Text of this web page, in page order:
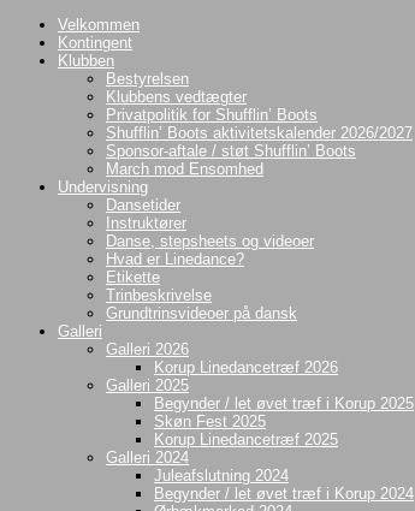
Videre
indhold
Velkommen
Kontingent
Klubben
Bestyrelsen
Klubbens vedtægter
Privatpolitik for Shufflin’ Boots
Shufflin’ Boots aktivitetskalender 2026/2027
Sponsor-aftale / støt Shufflin’ Boots
March mod Ensomhed
Undervisning
Dansetider
Instruktører
Danse, stepsheets og videoer
Hvad er Linedance?
Etikette
Trinbeskrivelse
Grundtrinsvideoer på dansk
Galleri
Galleri 2026
Korup Linedancetræf 2026
Galleri 2025
Begynder / let øvet træf i Korup 2025
Skøn Fest 2025
Korup Linedancetræf 2025
Galleri 2024
Juleafslutning 2024
Begynder / let øvet træf i Korup 2024